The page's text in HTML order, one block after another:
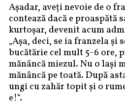
Așadar, aveți nevoie de o
contează dacă e proaspătă
kurtoșar, devenit acum
„Așa, deci, se ia franzela și
bucătărie cel mult 5-6 ore,
mănâncă miezul. Nu o lași
mănâncă pe toată. După
ungi cu zahăr topit și o
e!“.